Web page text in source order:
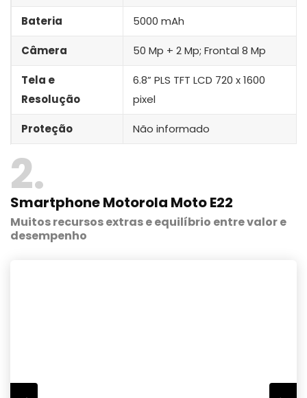
Bateria 5000 mAh
Câmera 50 Mp + 2 Mp; Frontal 8 Mp
Tela e
Resolução
6.8” PLS TFT LCD 720 x 1600
pixel
Proteção Não informado
2
SmartphoneMotorola Moto E22
Muitos recursos extras e equilíbrio entre valor e
desempenho